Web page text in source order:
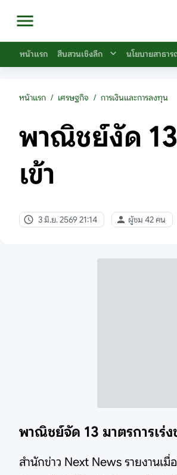
หน้าแรก สืบสวนเชิงลึก นโยบายสาธา
หน้าแรก / เศรษฐกิจ / การเงินและการลงทุน
พาณิชย์งัด 13
เข้า
3 มิ.ย. 2569 21:14 ผู้ชม 42 คน
พาณิชย์จัด 13 มาตรการเร่
สำนักข่าว Next News รายงานเ